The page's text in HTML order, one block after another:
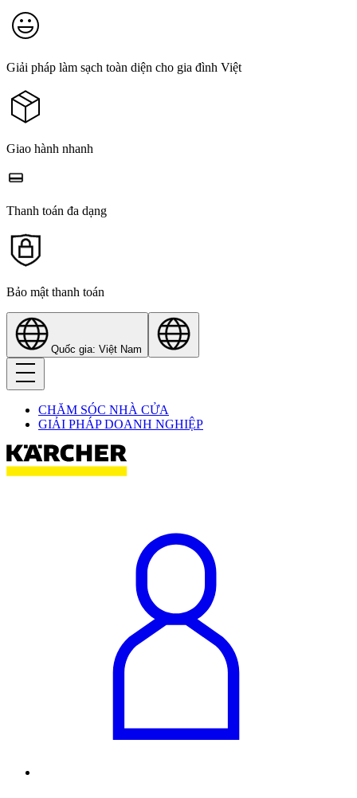
Giải pháp làm sạch toàn diện cho gia đình Việt
Giao hành nhanh
Thanh toán đa dạng
Bảo mật thanh toán
Quốc gia: Việt Nam
CHĂM SÓC NHÀ CỬA
GIẢI PHÁP DOANH NGHIỆP